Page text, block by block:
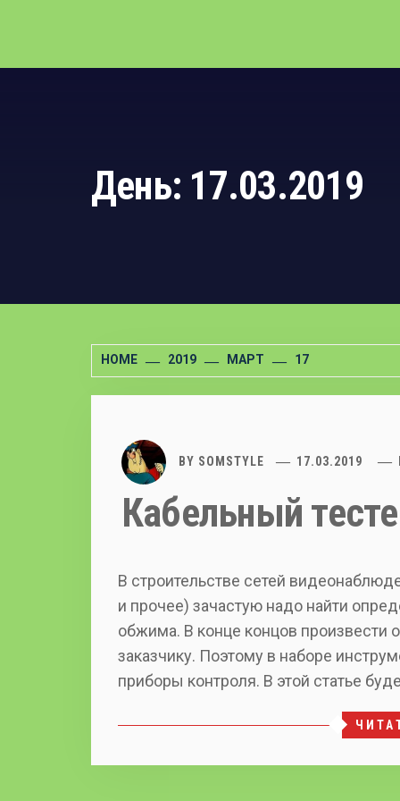
День: 17.03.2019
HOME 2019 МАРТ 17
BY SOMSTYLE 17.03.2019
Кабельный
В строительстве сетей
и прочее) зачастую надо найти
обжима. В конце концов произвести
заказчику. Поэтому в наборе
приборы контроля. В этой статье